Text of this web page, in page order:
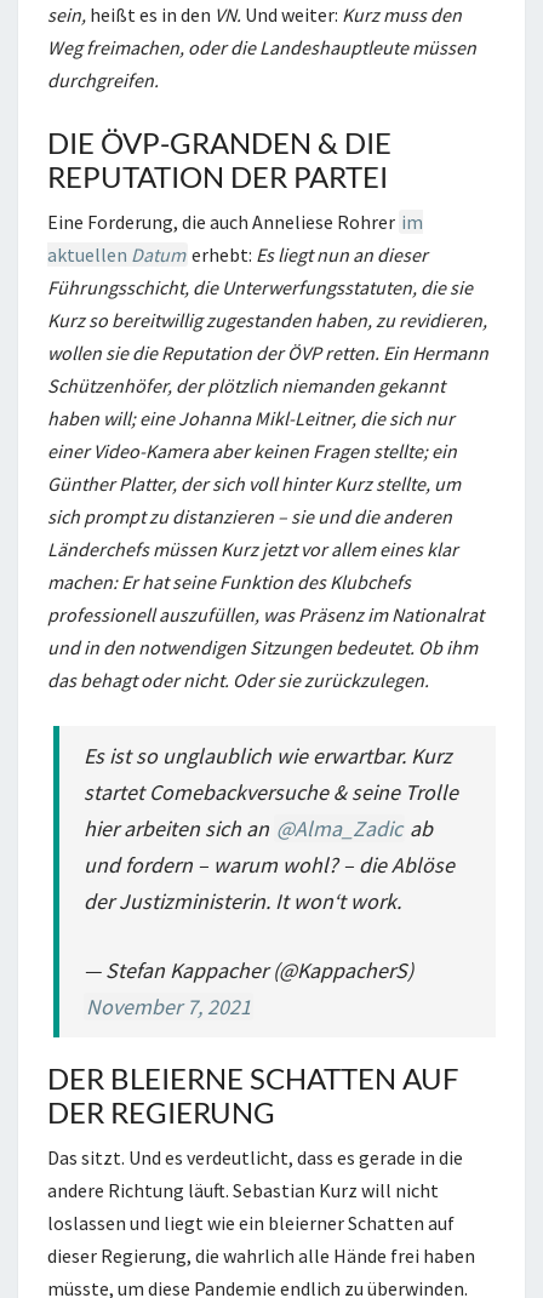
sein, heißt es in den VN. Und weiter: Kurz muss den
Weg freimachen, oder die Landeshauptleute müssen
durchgreifen.
DIE ÖVP-GRANDEN & DIE
REPUTATION DER PARTEI
Eine Forderung, die auch Anneliese Rohrer im
aktuellen Datum erhebt: Es liegt nun an dieser
Führungsschicht, die Unterwerfungsstatuten, die sie
Kurz so bereitwillig zugestanden haben, zu revidieren,
wollen sie die Reputation der ÖVP retten. Ein Hermann
Schützenhöfer, der plötzlich niemanden gekannt
haben will; eine Johanna Mikl-Leitner, die sich nur
einer Video-Kamera aber keinen Fragen stellte; ein
Günther Platter, der sich voll hinter Kurz stellte, um
sich prompt zu distanzieren – sie und die anderen
Länderchefs müssen Kurz jetzt vor allem eines klar
machen: Er hat seine Funktion des Klubchefs
professionell auszufüllen, was Präsenz im Nationalrat
und in den notwendigen Sitzungen bedeutet. Ob ihm
das behagt oder nicht. Oder sie zurückzulegen.
Es ist so unglaublich wie erwartbar. Kurz
startet Comebackversuche & seine Trolle
hier arbeiten sich an @Alma_Zadic ab
und fordern – warum wohl? – die Ablöse
der Justizministerin. It won‘t work.
— Stefan Kappacher (@KappacherS)
November 7, 2021
DER BLEIERNE SCHATTEN AUF
DER REGIERUNG
Das sitzt. Und es verdeutlicht, dass es gerade in die
andere Richtung läuft. Sebastian Kurz will nicht
loslassen und liegt wie ein bleierner Schatten auf
dieser Regierung, die wahrlich alle Hände frei haben
müsste, um diese Pandemie endlich zu überwinden.